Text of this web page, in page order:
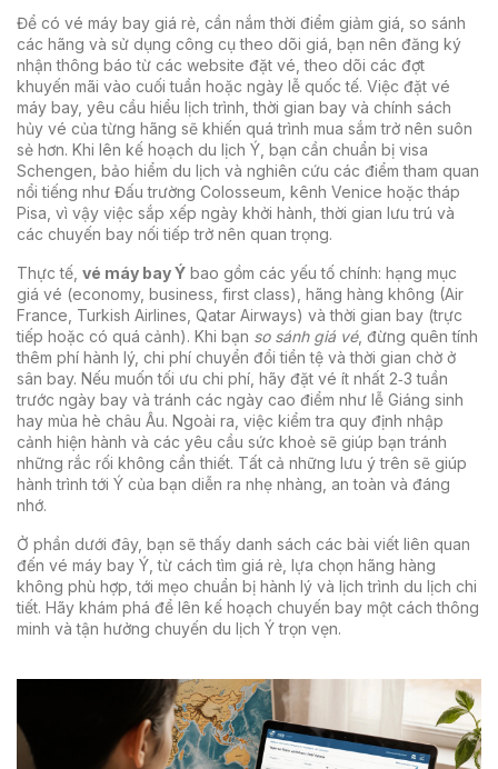
Để có vé máy bay giá rẻ cần nắm thời điểm giảm giá, so sánh
các hãng và sử dụng công cụ theo dõi giá , bạn nên đăng ký
nhận thông báo từ các website đặt vé, theo dõi các đợt
khuyến mãi vào cuối tuần hoặc ngày lễ quốc tế. Việc đặt vé
máy bay, yêu cầu hiểu lịch trình, thời gian bay và chính sách
hủy vé của từng hãng sẽ khiến quá trình mua sắm trở nên suôn
sẻ hơn. Khi lên kế hoạch du lịch Ý bạn cần chuẩn bị visa
Schengen, bảo hiểm du lịch và nghiên cứu các điểm tham quan
nổi tiếng như Đấu trường Colosseum, kênh Venice hoặc tháp
Pisa , vì vậy việc sắp xếp ngày khởi hành, thời gian lưu trú và
các chuyến bay nối tiếp trở nên quan trọng.
Thực tế, vé máy bay Ý bao gồm các yếu tố chính: hạng mục
giá vé (economy, business, first class), hãng hàng không (Air
France, Turkish Airlines, Qatar Airways) và thời gian bay (trực
tiếp hoặc có quá cảnh). Khi bạn so sánh giá vé, đừng quên tính
thêm phí hành lý, chi phí chuyển đổi tiền tệ và thời gian chờ ở
sân bay. Nếu muốn tối ưu chi phí, hãy đặt vé ít nhất 2‑3 tuần
trước ngày bay và tránh các ngày cao điểm như lễ Giáng sinh
hay mùa hè châu Âu. Ngoài ra, việc kiểm tra quy định nhập
cảnh hiện hành và các yêu cầu sức khoẻ sẽ giúp bạn tránh
những rắc rối không cần thiết. Tất cả những lưu ý trên sẽ giúp
hành trình tới Ý của bạn diễn ra nhẹ nhàng, an toàn và đáng
nhớ.
Ở phần dưới đây, bạn sẽ thấy danh sách các bài viết liên quan
đến vé máy bay Ý, từ cách tìm giá rẻ, lựa chọn hãng hàng
không phù hợp, tới mẹo chuẩn bị hành lý và lịch trình du lịch chi
tiết. Hãy khám phá để lên kế hoạch chuyến bay một cách thông
minh và tận hưởng chuyến du lịch Ý trọn vẹn.